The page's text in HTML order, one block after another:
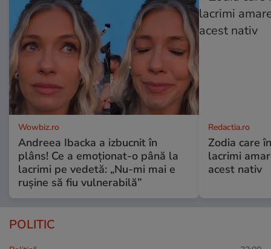
Wowbiz.ro
Andreea Ibacka a izbucnit în
plâns! Ce a emoționat-o până la
lacrimi pe vedetă: „Nu-mi mai e
rușine să fiu vulnerabilă”
Redactia.ro
Zodia care
lacrimi
acest nativ
POLITIC